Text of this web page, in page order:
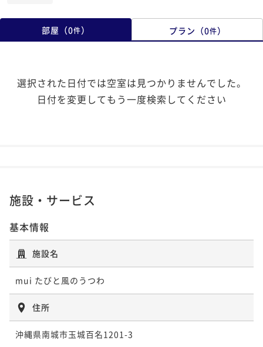
部屋 （0件） プラン （0件）
選択された日付では空室は見つかりませんでした。
日付を変更してもう一度検索してください
施設・サービス
基本情報
施設名
mui たびと風のうつわ
住所
沖縄県南城市玉城百名1201-3